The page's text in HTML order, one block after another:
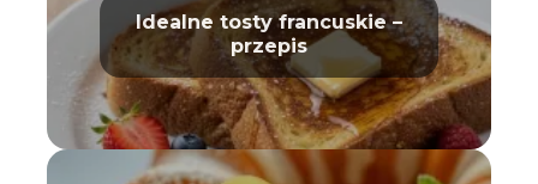
Idealne tosty francuskie –
przepis